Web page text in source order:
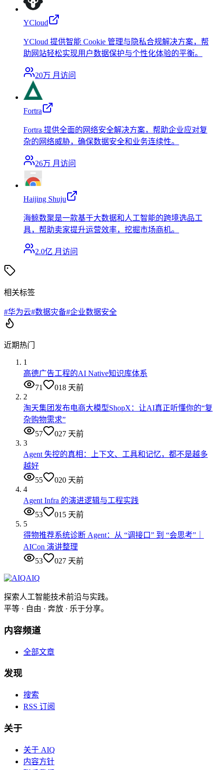
YCloud
YCloud 提供智能 Cookie 管理与隐私合规解决方案，帮
助网站轻松实现用户数据保护与个性化体验的平衡。
20万 月访问
Fortra
Fortra 提供全面的网络安全解决方案，帮助企业应对复
杂的网络威胁，确保数据安全和业务连续性。
26万 月访问
Haijing Shuju
海鲸数聚是一款基于大数据和人工智能的跨境选品工
具，帮助卖家提升运营效率，挖掘市场商机。
2.0亿 月访问
相关标签
#华为云#数据灾备#企业数据安全
近期热门
1
高德广告工程的AI Native知识库体系
71
018 天前
2
淘天集团发布电商大模型ShopX：让AI真正听懂你的“复
杂购物需求”
57
027 天前
3
Agent 失控的真相：上下文、工具和记忆，都不是越多
越好
55
020 天前
4
Agent Infra 的演进逻辑与工程实践
53
015 天前
5
得物推荐系统诊断 Agent：从 “调接口” 到 “会思考”｜
AICon 演讲整理
53
027 天前
AIQ
探索人工智能技术前沿与实践。
平等 · 自由 · 奔放 · 乐于分享。
内容频道
全部文章
发现
搜索
RSS 订阅
关于
关于 AIQ
内容方针